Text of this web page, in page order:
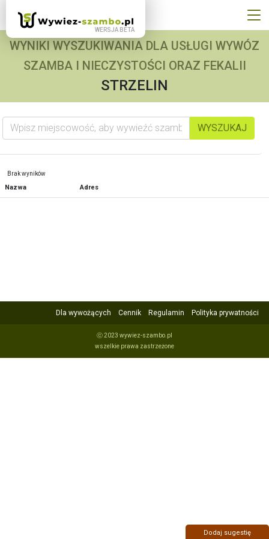
WYNIKI WYSZUKIWANIA DLA USŁUGI WYWÓZ
SZAMBA I NIECZYSTOŚCI ORAZ FEKALII
STRZELIN
Wpisz miejscowość, aby wywieźć szambo
WYSZUKAJ
Brak wyników
Nazwa Adres
Dla wywożących Cennik Regulamin Polityka prywatności
ⓒ 2023 wywiez-szambo.pl
wszelkie prawa zastrzeżone
Dodaj sugestię